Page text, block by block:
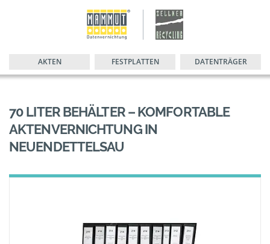
AKTEN FESTPLATTEN DATENTRÄGER
70 LITER BEHÄLTER – KOMFORTABLE
AKTENVERNICHTUNG IN
NEUENDETTELSAU